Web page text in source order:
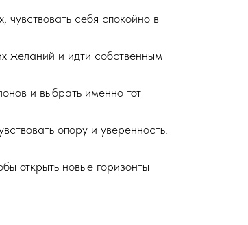
себя спокойно в
желаний и идти собственным
и выбрать именно тот
опору и уверенность.
открыть новые горизонты